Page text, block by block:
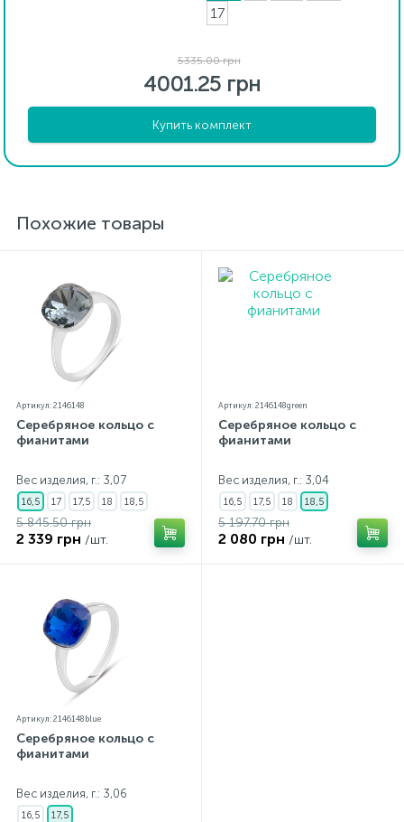
17
5335.00 грн
4001.25 грн
Купить комплект
Похожие товары
Артикул: 2146148
Серебряное кольцо с
фианитами
Вес изделия, г.: 3,07
16,5 17 17,5 18 18,5
5 845.50 грн
2 339 грн /шт.
Артикул: 2146148green
Серебряное кольцо с
фианитами
Вес изделия, г.: 3,04
16,5 17,5 18 18,5
5 197.70 грн
2 080 грн /шт.
Артикул: 2146148blue
Серебряное кольцо с
фианитами
Вес изделия, г.: 3,06
16,5 17,5